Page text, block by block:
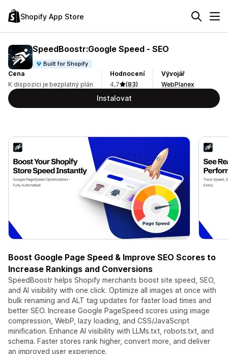
Shopify App Store
SpeedBoostr:Google Speed ‑ SEO
Built for Shopify
Cena
K dispozici je bezplatný plán
Hodnocení
4,7
(83)
Vývojář
WebPlanex
Instalovat
Boost Google Page Speed & Improve SEO Scores to
Increase Rankings and Conversions
SpeedBoostr helps Shopify merchants boost site speed, SEO,
and AI visibility with one click. Optimize all images at once with
bulk renaming and ALT tag updates for faster load times and
better SEO. Increase Google PageSpeed scores using image
compression, WebP, lazy loading, and CSS/JavaScript
minification. Enhance AI visibility with LLMs.txt, robots.txt, and
schema. Faster stores rank higher, convert more, and deliver
an improved user experience.